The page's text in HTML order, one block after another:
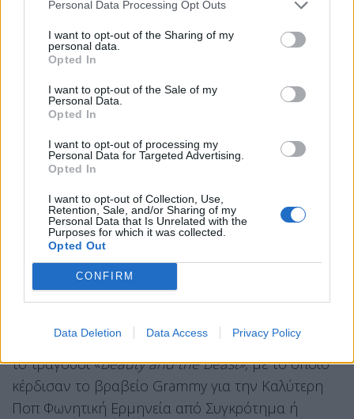
Personal Data Processing Opt Outs
I want to opt-out of the Sharing of my
personal data.
Opted In
I want to opt-out of the Sale of my
Personal Data.
Opted In
I want to opt-out of processing my
Personal Data for Targeted Advertising.
Opted In
I want to opt-out of Collection, Use,
Retention, Sale, and/or Sharing of my
Personal Data that Is Unrelated with the
Purposes for which it was collected.
Opted Out
CONFIRM
Data Deletion Data Access Privacy Policy
«Η μουσική του συνόδευσε γενιές σε χαρούμενες
γιορτές, υπέροχες ιστορίες αγάπης και αξέχαστες
στιγμές παρηγοριάς και έμπνευσης,
δημιουργώντας μια κληρονομιά που θα ζει για
πάντα στις καρδιές όσων τον αγάπησαν και στις
αμέτρητες ζωές που άγγιξε μέσω των τραγουδιών
συνέχισαν.
Brysonκέρδισε δύο βραβεία
και το 1993 – για δύο ερμηνείες σε ντουέτο που
καθόρισαν μια ολόκληρη γενιά ταινιών της Disney:
ο Beauty and the Beast με την Celine Dion στο
ομώνυμο τραγούδι της ταινίας, και το A Whole
New World με την Regina Belle στην ταινία
Aladdin.
Η ΣελίνΝτιόνκαι ο Πίμπο Μπράισονερμηνεύουν
το τραγούδι «Beauty and the Beast»,με το οποίο
κέρδισαν το βραβείο Grammy για την Καλύτερη
Ποπ Φωνητική Ερμηνεία από Συγκρότημα ή